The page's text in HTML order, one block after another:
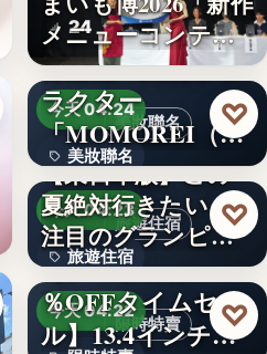
24
メニューコンテス
ト…
美妝聯名
今天 04:24
美妝聯名
文字
韓国発の人気キャ
ラクター
「MOMOREI（モ
モレイ）」が…
♡
旅遊住宿
今天 04:23
旅遊住宿
10
【東日本版】この
夏絶対行きたい！
注目のグランピン
グ施設…
♡
限時特賣
今天 04:22
【アマゾン30
％OFFタイムセー
ル】13.4インチ大
♡